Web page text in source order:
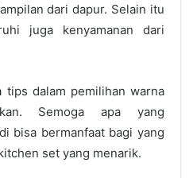
dari dapur. Selain itu
juga kenyamanan dari
tips dalam pemilihan warna
Semoga apa yang
bisa bermanfaat bagi yang
set yang menarik.